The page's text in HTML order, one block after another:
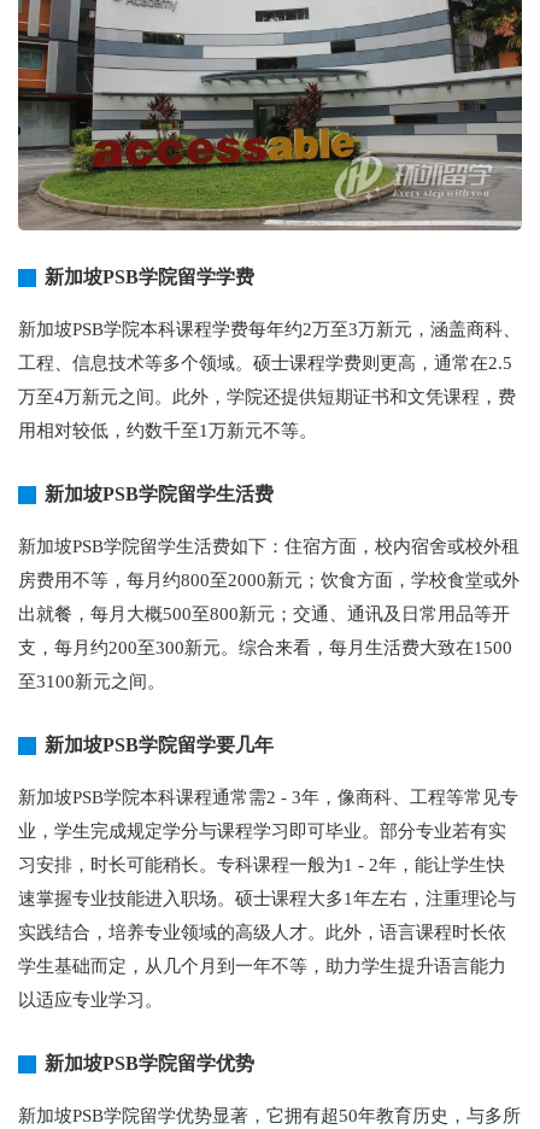
新加坡PSB学院留学学费
新加坡PSB学院本科课程学费每年约2万至3万新元，涵盖商科、
工程、信息技术等多个领域。硕士课程学费则更高，通常在2.5
万至4万新元之间。此外，学院还提供短期证书和文凭课程，费
用相对较低，约数千至1万新元不等。
新加坡PSB学院留学生活费
新加坡PSB学院留学生活费如下：住宿方面，校内宿舍或校外租
房费用不等，每月约800至2000新元；饮食方面，学校食堂或外
出就餐，每月大概500至800新元；交通、通讯及日常用品等开
支，每月约200至300新元。综合来看，每月生活费大致在1500
至3100新元之间。
新加坡PSB学院留学要几年
新加坡PSB学院本科课程通常需2 - 3年，像商科、工程等常见专
业，学生完成规定学分与课程学习即可毕业。部分专业若有实
习安排，时长可能稍长。专科课程一般为1 - 2年，能让学生快
速掌握专业技能进入职场。硕士课程大多1年左右，注重理论与
实践结合，培养专业领域的高级人才。此外，语言课程时长依
学生基础而定，从几个月到一年不等，助力学生提升语言能力
以适应专业学习。
新加坡PSB学院留学优势
新加坡PSB学院留学优势显著，它拥有超50年教育历史，与多所